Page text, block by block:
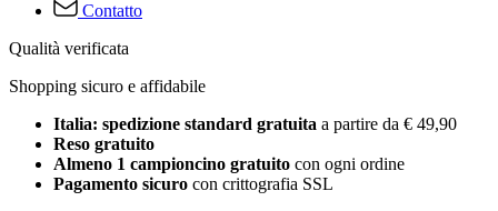
Contatto
Qualità verificata
Shopping sicuro e affidabile
Italia: spedizione standard gratuita a partire da € 49,90
Reso gratuito
Almeno 1 campioncino gratuito con ogni ordine
Pagamento sicuro con crittografia SSL